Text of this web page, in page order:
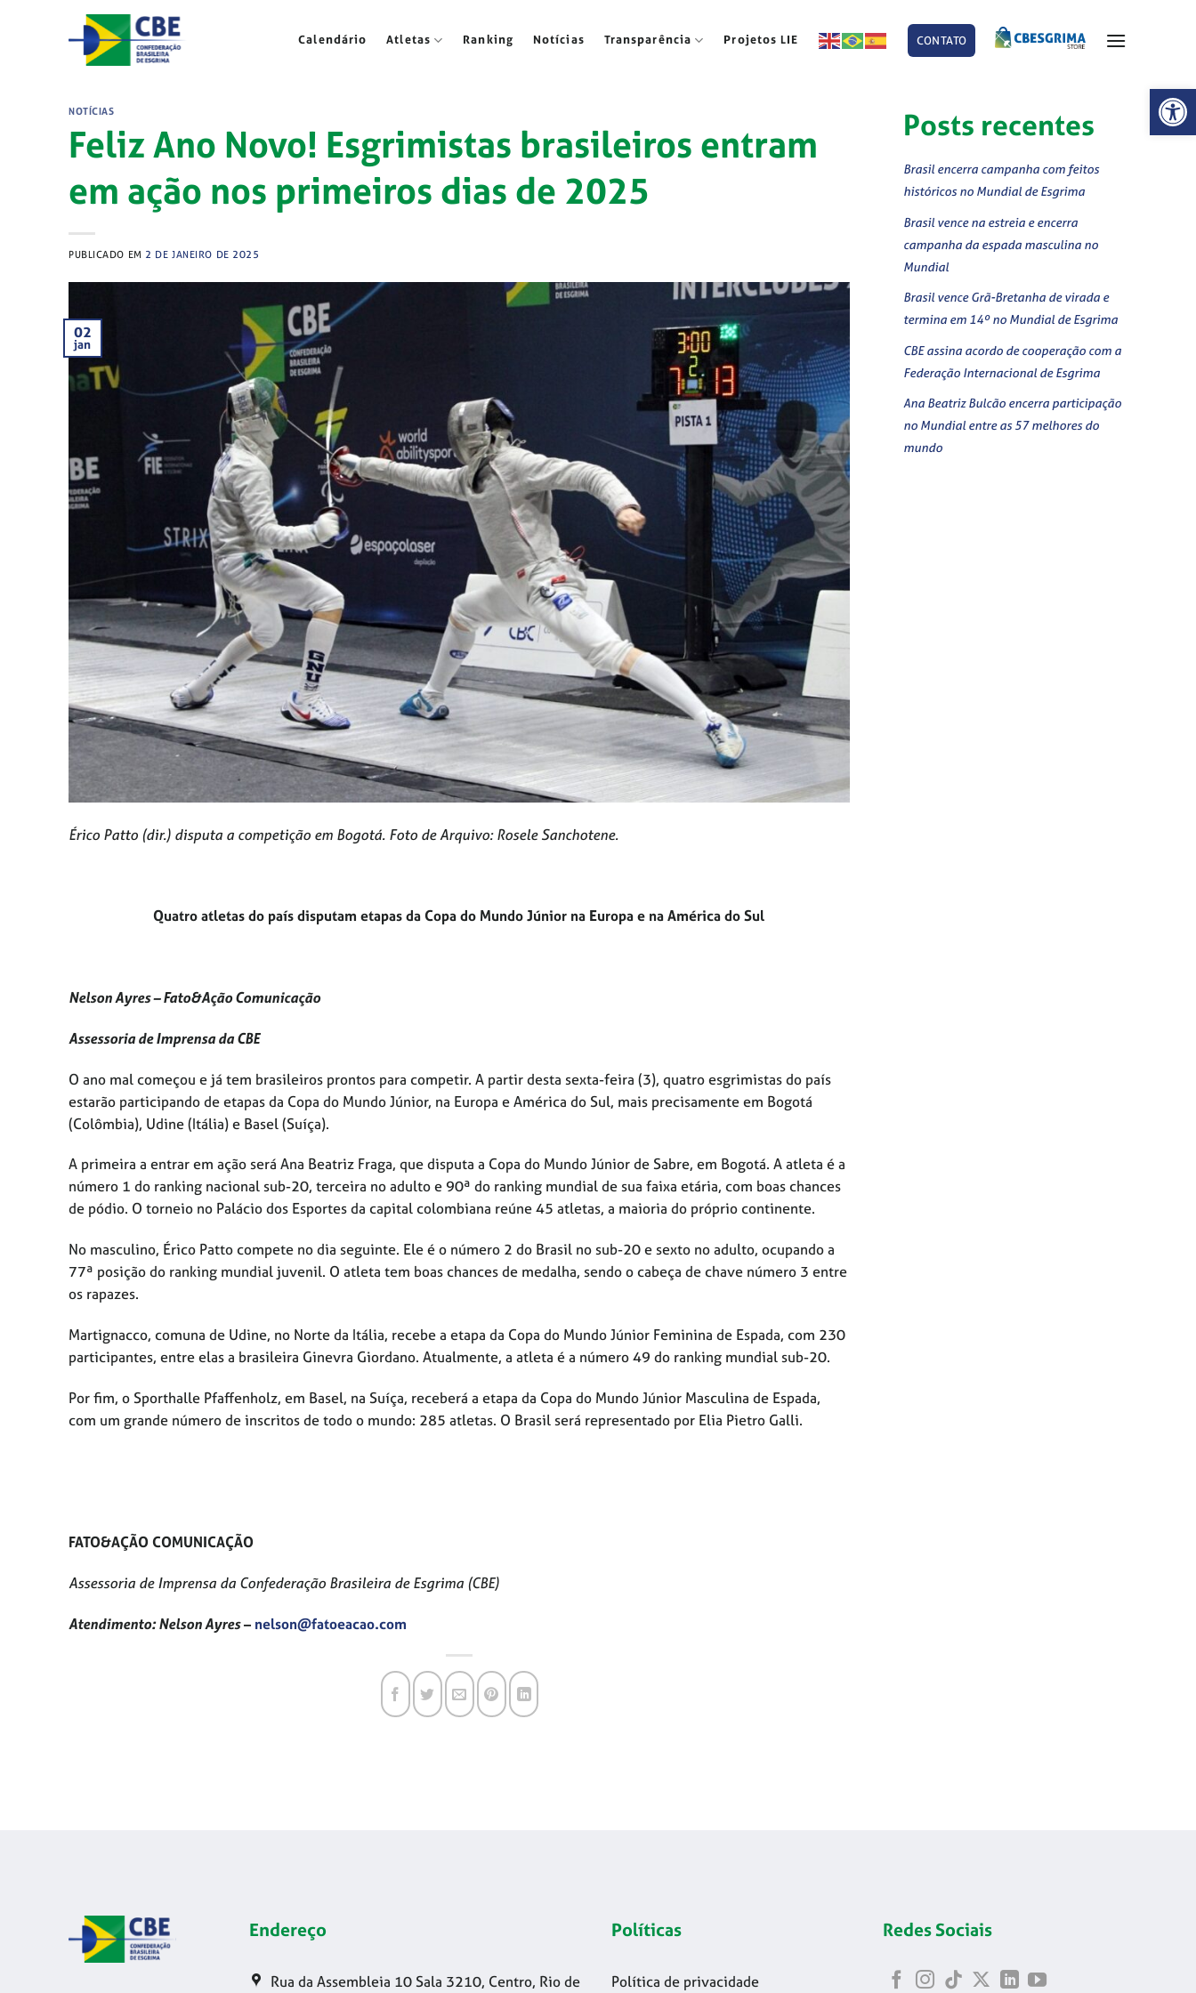
Abrir
Calendário Atletas Ranking Notícias Transparência Projetos LIE CONTATO
NOTÍCIAS
Feliz Ano Novo! Esgrimistas brasileiros entram
em ação nos primeiros dias de 2025
PUBLICADO EM 2 DE JANEIRO DE 2025
02
jan
Érico Patto (dir.) disputa a competição em Bogotá. Foto de Arquivo: Rosele Sanchotene.
Quatro atletas do país disputam etapas da Copa do Mundo Júnior na Europa e na América do Sul
Nelson Ayres – Fato&Ação Comunicação
Assessoria de Imprensa da CBE
O ano mal começou e já tem brasileiros prontos para competir. A partir desta sexta-feira (3), quatro esgrimistas do país
estarão participando de etapas da Copa do Mundo Júnior, na Europa e América do Sul, mais precisamente em Bogotá
(Colômbia), Udine (Itália) e Basel (Suíça).
A primeira a entrar em ação será Ana Beatriz Fraga, que disputa a Copa do Mundo Júnior de Sabre, em Bogotá. A atleta é a
número 1 do ranking nacional sub-20, terceira no adulto e 90ª do ranking mundial de sua faixa etária, com boas chances
de pódio. O torneio no Palácio dos Esportes da capital colombiana reúne 45 atletas, a maioria do próprio continente.
No masculino, Érico Patto compete no dia seguinte. Ele é o número 2 do Brasil no sub-20 e sexto no adulto, ocupando a
77ª posição do ranking mundial juvenil. O atleta tem boas chances de medalha, sendo o cabeça de chave número 3 entre
os rapazes.
Martignacco, comuna de Udine, no Norte da Itália, recebe a etapa da Copa do Mundo Júnior Feminina de Espada, com 230
participantes, entre elas a brasileira Ginevra Giordano. Atualmente, a atleta é a número 49 do ranking mundial sub-20.
Por fim, o Sporthalle Pfaffenholz, em Basel, na Suíça, receberá a etapa da Copa do Mundo Júnior Masculina de Espada,
com um grande número de inscritos de todo o mundo: 285 atletas. O Brasil será representado por Elia Pietro Galli.
FATO&AÇÃO COMUNICAÇÃO
Assessoria de Imprensa da Confederação Brasileira de Esgrima (CBE)
Atendimento: Nelson Ayres– nelson@fatoeacao.com
Posts recentes
Brasil encerra campanha com feitos
históricos no Mundial de Esgrima
Brasil vence na estreia e encerra
campanha da espada masculina no
Mundial
Brasil vence Grã-Bretanha de virada e
termina em 14º no Mundial de Esgrima
CBE assina acordo de cooperação com a
Federação Internacional de Esgrima
Ana Beatriz Bulcão encerra participação
no Mundial entre as 57 melhores do
mundo
Endereço
Rua da Assembleia 10 Sala 3210, Centro, Rio de
Políticas
Política de privacidade
Redes Sociais